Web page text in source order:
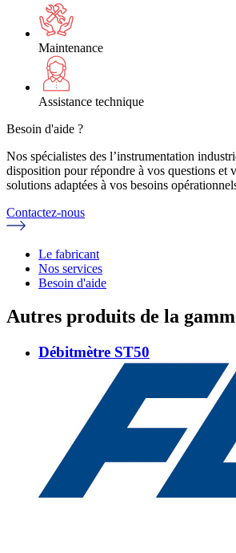
Maintenance
Assistance technique
Besoin d'aide ?
Nos spécialistes des l’instrumentation
disposition pour répondre à vos questions et
solutions adaptées à vos besoins
Contactez-nous
Le fabricant
Nos services
Besoin d'aide
Autres produits de la
Débitmètre ST50